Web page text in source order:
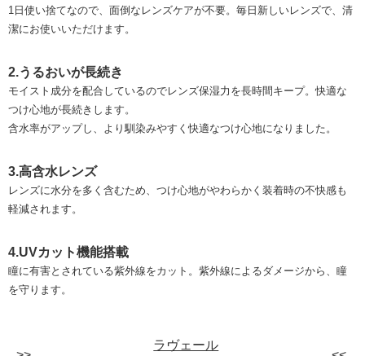
1日使い捨てなので、面倒なレンズケアが不要。毎日新しいレンズで、清
潔にお使いいただけます。
2.うるおいが長続き
モイスト成分を配合しているのでレンズ保湿力を長時間キープ。快適な
つけ心地が長続きします。
含水率がアップし、より馴染みやすく快適なつけ心地になりました。
3.高含水レンズ
レンズに水分を多く含むため、つけ心地がやわらかく装着時の不快感も
軽減されます。
4.UVカット機能搭載
瞳に有害とされている紫外線をカット。紫外線によるダメージから、瞳
を守ります。
ラヴェール